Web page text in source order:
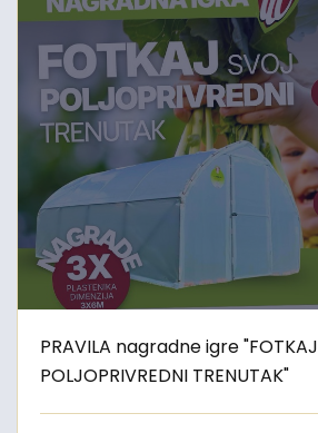
PRAVILA nagradne igre
POLJOPRIVREDNI TRENUTAK"